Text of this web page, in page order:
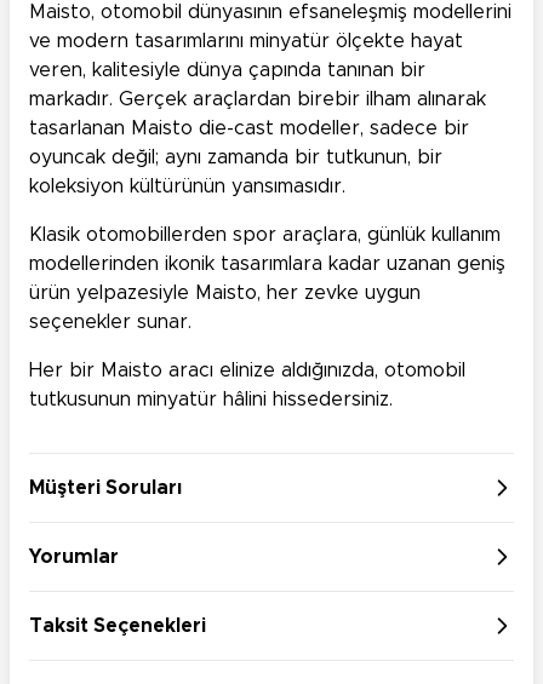
Maisto, otomobil dünyasının efsaneleşmiş modellerini
ve modern tasarımlarını minyatür ölçekte hayat
veren, kalitesiyle dünya çapında tanınan bir
markadır. Gerçek araçlardan birebir ilham alınarak
tasarlanan Maisto die-cast modeller, sadece bir
oyuncak değil; aynı zamanda bir tutkunun, bir
koleksiyon kültürünün yansımasıdır.
Klasik otomobillerden spor araçlara, günlük kullanım
modellerinden ikonik tasarımlara kadar uzanan geniş
ürün yelpazesiyle Maisto, her zevke uygun
seçenekler sunar.
Her bir Maisto aracı elinize aldığınızda, otomobil
tutkusunun minyatür hâlini hissedersiniz.
Müşteri Soruları
Yorumlar
Taksit Seçenekleri